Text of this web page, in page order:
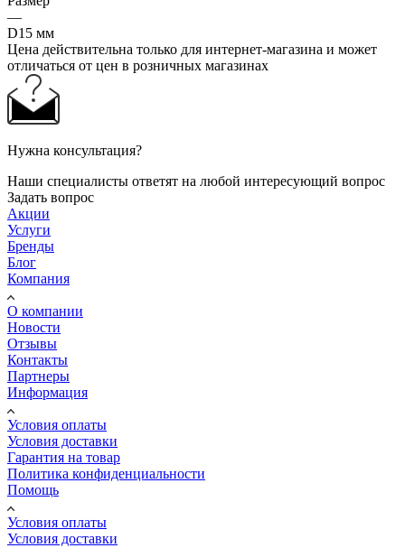
—
D15 мм
Цена действительна только для интернет-магазина и может
отличаться от цен в розничных магазинах
Нужна консультация?
Наши специалисты ответят на любой интересующий вопрос
Задать вопрос
Акции
Услуги
Бренды
Блог
Компания
О компании
Новости
Отзывы
Контакты
Партнеры
Информация
Условия оплаты
Условия доставки
Гарантия на товар
Политика конфиденциальности
Помощь
Условия оплаты
Условия доставки